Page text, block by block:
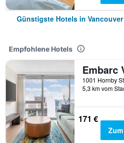
Günstigste Hotels in
Empfohlene Hotels
5,3 km vom
171 €